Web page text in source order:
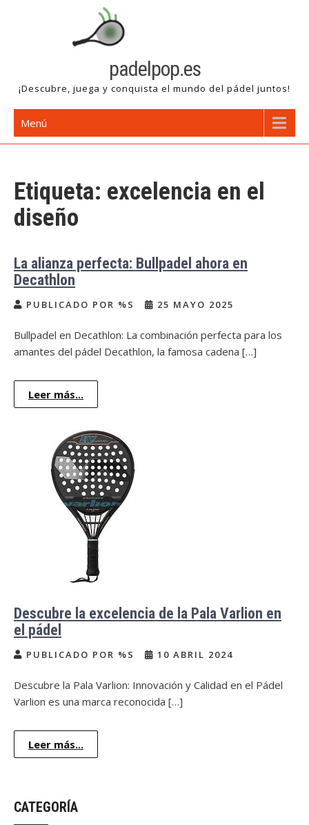
padelpop.es
¡Descubre, juega y conquista el mundo del pádel juntos!
Menú
Etiqueta: excelencia en el
diseño
La alianza perfecta: Bullpadel ahora en
Decathlon
PUBLICADO POR %S 25 MAYO 2025
Bullpadel en Decathlon: La combinación perfecta para los
amantes del pádel Decathlon, la famosa cadena […]
Leer más...
Descubre la excelencia de la Pala Varlion en
el pádel
PUBLICADO POR %S 10 ABRIL 2024
Descubre la Pala Varlion: Innovación y Calidad en el Pádel
Varlion es una marca reconocida […]
Leer más...
CATEGORÍA